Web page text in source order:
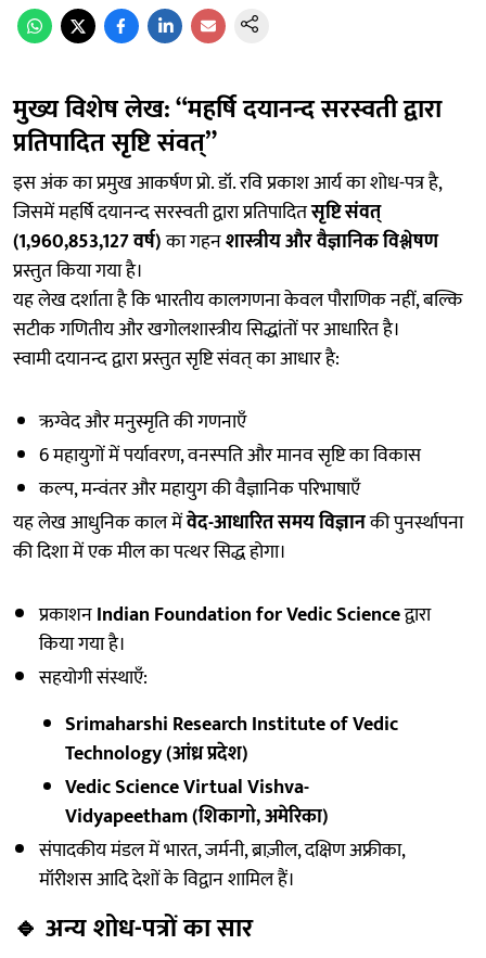
मुख्य विशेष लेख: “महर्षि दयानन्द सरस्वती द्वारा
प्रतिपादित सृष्टि संवत्”
इस अंक का प्रमुख आकर्षण प्रो. डॉ. रवि प्रकाश आर्य का शोध-पत्र है,
जिसमें महर्षि दयानन्द सरस्वती द्वारा प्रतिपादितसृष्टि संवत्
(1,960,853,127 वर्ष)का गहनशास्त्रीय और वैज्ञानिक विश्लेषण
प्रस्तुत किया गया है।
यह लेख दर्शाता है कि भारतीय कालगणना केवल पौराणिक नहीं, बल्कि
सटीक गणितीय और खगोलशास्त्रीय सिद्धांतों पर आधारित है।
स्वामी दयानन्द द्वारा प्रस्तुत सृष्टि संवत् का आधार है:
ऋग्वेद और मनुस्मृति की गणनाएँ
6 महायुगों में पर्यावरण, वनस्पति और मानव सृष्टि का विकास
कल्प, मन्वंतर और महायुग की वैज्ञानिक परिभाषाएँ
यह लेख आधुनिक काल मेंवेद-आधारित समय विज्ञानकी पुनर्स्थापना
की दिशा में एक मील का पत्थर सिद्ध होगा।
प्रकाशनIndian Foundation for Vedic Scienceद्वारा
किया गया है।
सहयोगी संस्थाएँ:
Srimaharshi Research Institute of Vedic
Technology (आंध्र प्रदेश)
Vedic Science Virtual Vishva-
Vidyapeetham (शिकागो, अमेरिका)
संपादकीय मंडल में भारत, जर्मनी, ब्राज़ील, दक्षिण अफ्रीका,
मॉरीशस आदि देशों के विद्वान शामिल हैं।
🔹 अन्य शोध-पत्रों का सार